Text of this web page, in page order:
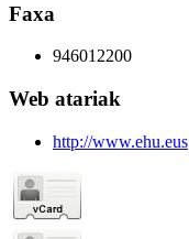
Faxa
946012200
Web atariak
http://www.ehu.eus